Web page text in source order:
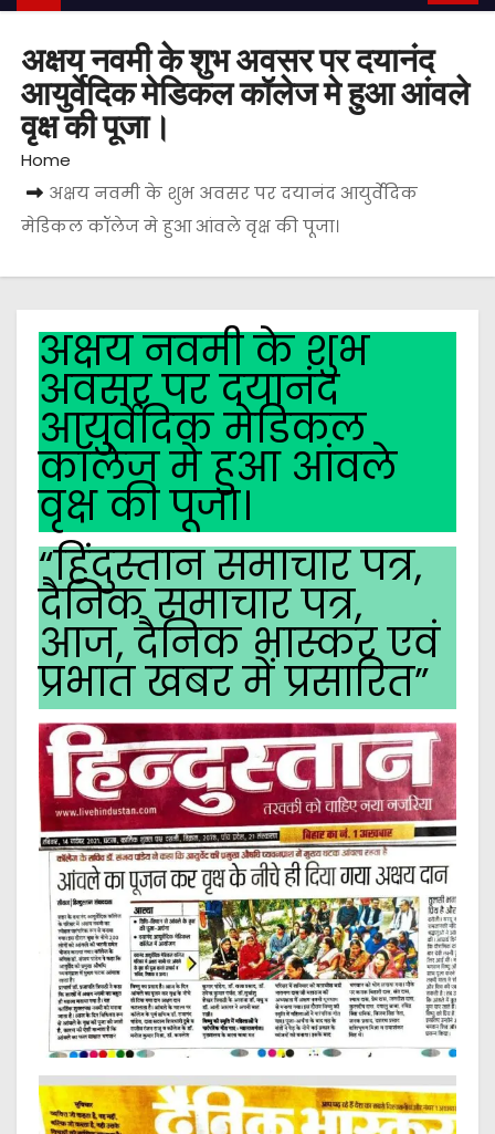
अक्षय नवमी के शुभ अवसर पर दयानंद
आयुर्वेदिक मेडिकल कॉलेज मे हुआ आंवले
वृक्ष की पूजा।
Home
अक्षय नवमी के शुभ अवसर पर दयानंद आयुर्वेदिक
मेडिकल कॉलेज मे हुआ आंवले वृक्ष की पूजा।
अक्षय नवमी के शुभ
अवसर पर दयानंद
आयुर्वेदिक मेडिकल
कॉलेज मे हुआ आंवले
वृक्ष की पूजा।
“हिंदुस्तान समाचार पत्र,
दैनिक समाचार पत्र,
आज, दैनिक भास्कर एवं
प्रभात खबर में प्रसारित”